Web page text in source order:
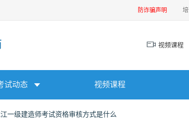
防诈骗声明
视频课程
试动态 视频课程
一级建造师考试资格审核方式是什么